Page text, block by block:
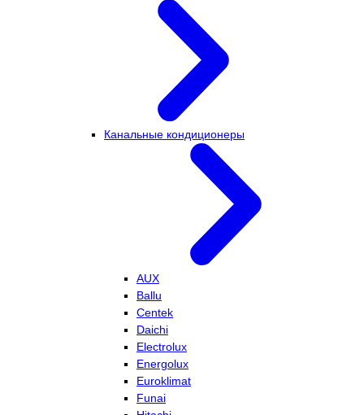
Канальные кондиционеры
AUX
Ballu
Centek
Daichi
Electrolux
Energolux
Euroklimat
Funai